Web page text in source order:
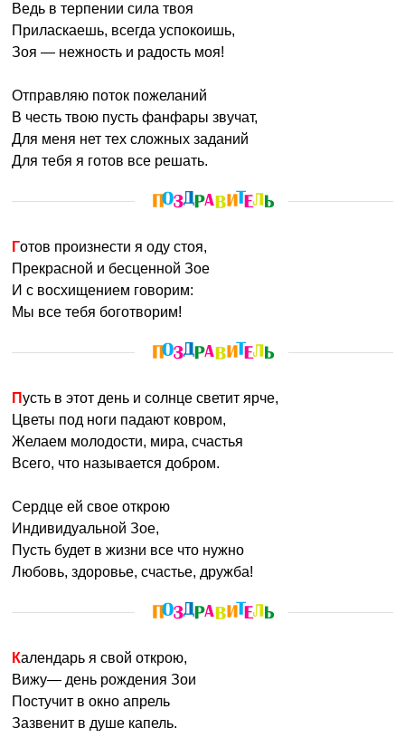
Ведь в терпении сила твоя
Приласкаешь, всегда успокоишь,
Зоя — нежность и радость моя!
Отправляю поток пожеланий
В честь твою пусть фанфары звучат,
Для меня нет тех сложных заданий
Для тебя я готов все решать.
Готов произнести я оду стоя,
Прекрасной и бесценной Зое
И с восхищением говорим:
Мы все тебя боготворим!
Пусть в этот день и солнце светит ярче,
Цветы под ноги падают ковром,
Желаем молодости, мира, счастья
Всего, что называется добром.
Сердце ей свое открою
Индивидуальной Зое,
Пусть будет в жизни все что нужно
Любовь, здоровье, счастье, дружба!
Календарь я свой открою,
Вижу— день рождения Зои
Постучит в окно апрель
Зазвенит в душе капель.